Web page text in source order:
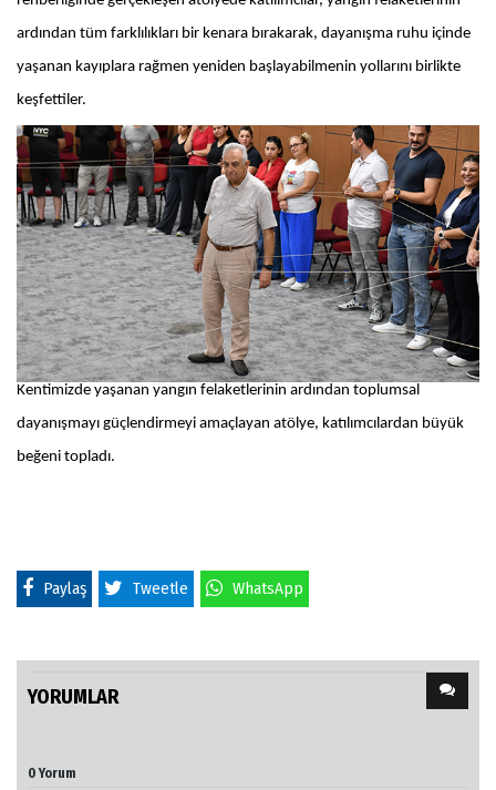
ardından tüm farklılıkları bir kenara bırakarak, dayanışma ruhu içinde
yaşanan kayıplara rağmen yeniden başlayabilmenin yollarını birlikte
keşfettiler.
Kentimizde yaşanan yangın felaketlerinin ardından toplumsal
dayanışmayı güçlendirmeyi amaçlayan atölye, katılımcılardan büyük
beğeni topladı.
Paylaş Tweetle WhatsApp
YORUMLAR
0 Yorum